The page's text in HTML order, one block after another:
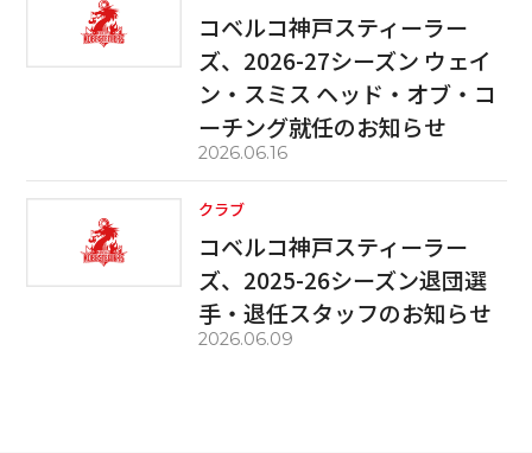
コベルコ神戸スティーラー
ズ、2026-27シーズン ウェイ
ン・スミス ヘッド・オブ・コ
ーチング就任のお知らせ
2026.06.16
クラブ
コベルコ神戸スティーラー
ズ、2025-26シーズン退団選
手・退任スタッフのお知らせ
2026.06.09